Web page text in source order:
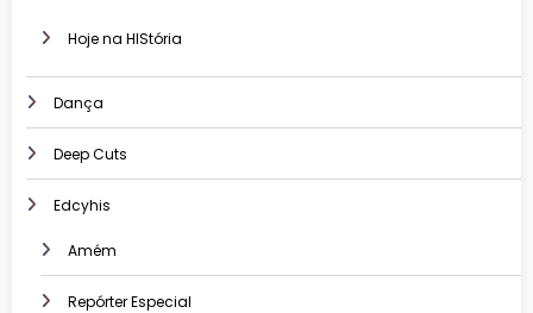
Hoje na HIStória
Dança
Deep Cuts
Edcyhis
Amém
Repórter Especial